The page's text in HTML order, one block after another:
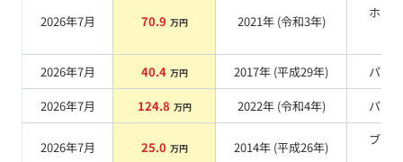
2026年7月 70.9 万円 2021年 (令和3年)
ホワ
2026年7月 40.4 万円 2017年 (平成29年)
パール
2026年7月
124.8 万円 2022年 (令和4年) パール
2026年7月 25.0 万円 2014年 (平成26年)
ブラ